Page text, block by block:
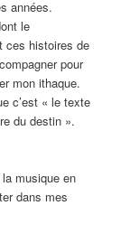
années.
le
ces histoires de
pour
mon ithaque.
c’est « le texte
du destin ».
musique en
dans mes